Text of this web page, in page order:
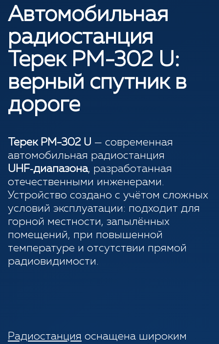
Автомобильная
радиостанция
Терек РМ-302 U:
верный спутник в
дороге
Терек РМ-302 U — современная
автомобильная радиостанция
UHF‑диапазона, разработанная
отечественными инженерами.
Устройство создано с учётом сложных
условий эксплуатации: подходит для
горной местности, запылённых
помещений, при повышенной
температуре и отсутствии прямой
радиовидимости.
Радиостанция оснащена широким